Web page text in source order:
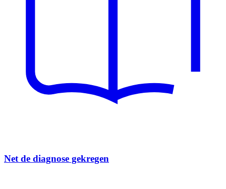
Net de diagnose gekregen